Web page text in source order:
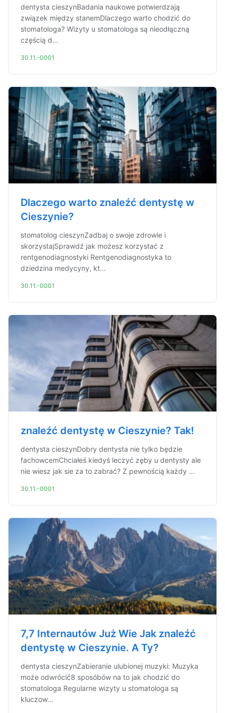
dentysta cieszynBadania naukowe potwierdzają
związek między stanemDlaczego warto chodzić do
stomatologa? Wizyty u stomatologa są nieodłączną
częścią d...
30.11.-0001
Dlaczego warto znaleźć dentystę w
Cieszynie?
stomatolog cieszynZadbaj o swoje zdrowie i
skorzystajSprawdź jak możesz korzystać z
rentgenodiagnostyki Rentgenodiagnostyka to
dziedzina medycyny, kt...
30.11.-0001
znaleźć dentystę w Cieszynie? Tak!
dentysta cieszynDobry dentysta nie tylko będzie
fachowcemChciałeś kiedyś leczyć zęby u dentysty ale
nie wiesz jak sie za to zabrać? Z pewnością każdy ...
30.11.-0001
7,7 Internautów Już Wie Jak znaleźć
dentystę w Cieszynie. A Ty?
dentysta cieszynZabieranie ulubionej muzyki: Muzyka
może odwrócić8 sposóbów na to jak chodzić do
stomatologa Regularne wizyty u stomatologa są
kluczow...